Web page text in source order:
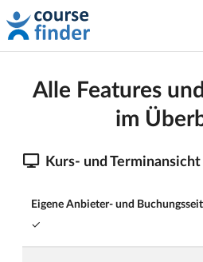
Alle Features
im
Kurs- und Terminansicht
Eigene Anbieter- und
✓